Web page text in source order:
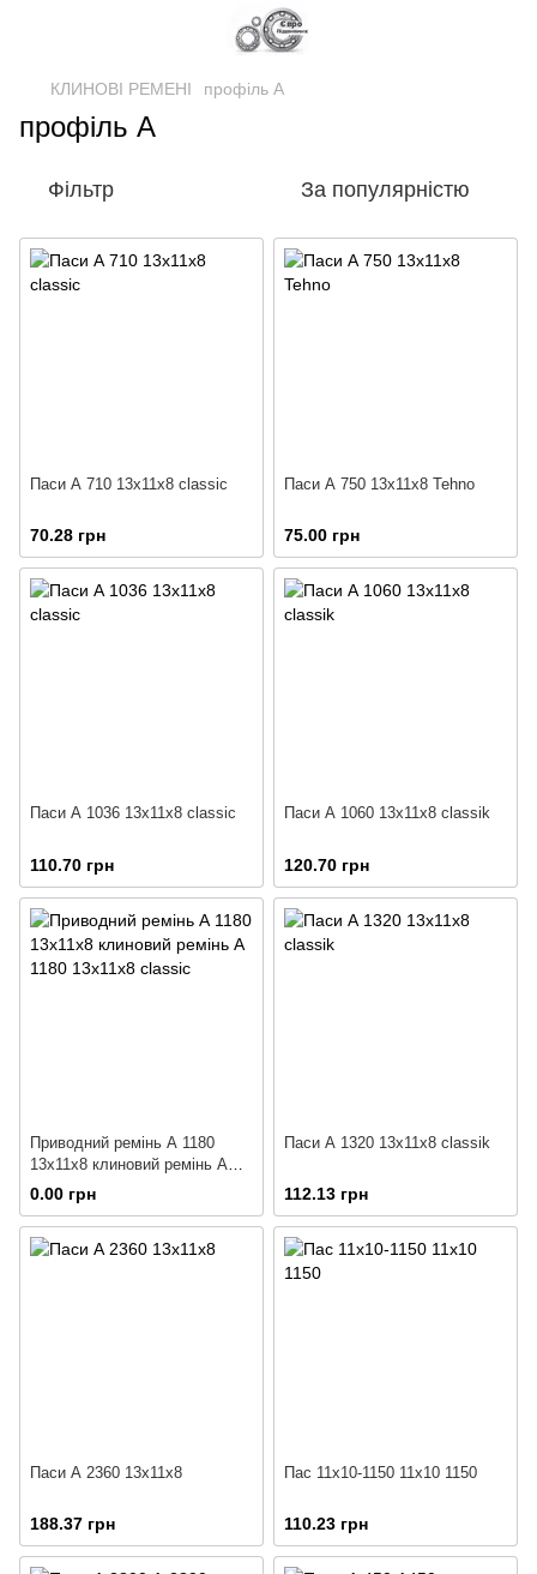
КЛИНОВІ РЕМЕНІ профіль A
профіль A
Фільтр За популярністю
Паси А 710 13х11х8 classic
70.28 грн
Паси А 750 13х11х8 Tehno
75.00 грн
Паси А 1036 13х11х8 classic
110.70 грн
Паси А 1060 13х11х8 classik
120.70 грн
Приводний ремінь А 1180
13х11х8 клиновий ремінь А
1180 13х11х8 classic
0.00 грн
Паси А 1320 13х11х8 classik
112.13 грн
Паси А 2360 13х11х8
188.37 грн
Пас 11х10-1150 11х10 1150
110.23 грн